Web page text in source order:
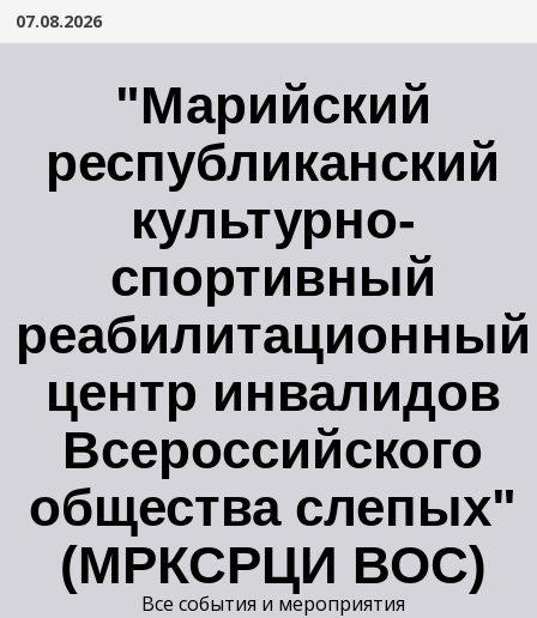
Перейти
07.08.2026
"Марийский
республиканский
культурно-
спортивный
реабилитационный
центр инвалидов
Всероссийского
общества слепых"
(МРКСРЦИ ВОС)
Все события и мероприятия